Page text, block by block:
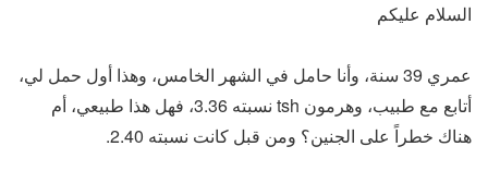
السلام عليكم
عمري 39 سنة، وأنا حامل في الشهر الخامس، وهذا أول حمل لي،
أتابع مع طبيب، وهرمون tsh نسبته 3.36، فهل هذا طبيعي، أم
هناك خطراً على الجنين؟ ومن قبل كانت نسبته 2.40.